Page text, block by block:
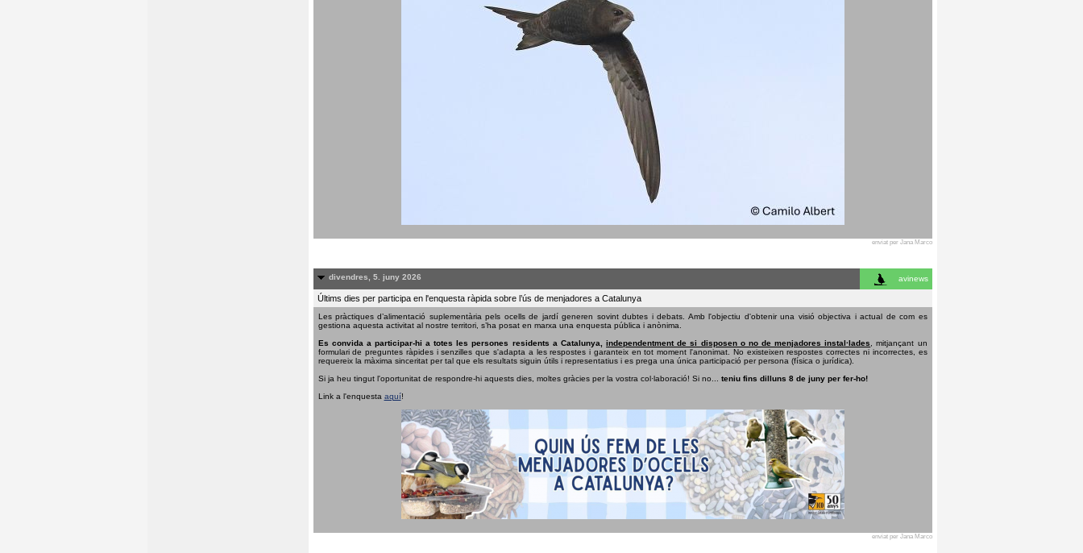
enviat per Jana Marco
divendres, 5. juny 2026 avinews
Últims dies per participa en l'enquesta ràpida sobre l’ús de menjadores a Catalunya
Les pràctiques d’alimentació suplementària pels ocells de jardí generen sovint dubtes i debats. Amb l'objectiu d'obtenir una visió objectiva i actual de com es
gestiona aquesta activitat al nostre territori, s’ha posat en marxa una enquesta pública i anònima.
Es convida a participar-hi a totes les persones residents a Catalunya,independentment de si disposen o no de menjadores instal·lades, mitjançant un
formulari de preguntes ràpides i senzilles que s'adapta a les respostes i garanteix en tot moment l'anonimat. No existeixen respostes correctes ni incorrectes, es
requereix la màxima sinceritat per tal que els resultats siguin útils i representatius i es prega una única participació per persona (física o jurídica).
Si ja heu tingut l'oportunitat de respondre-hi aquests dies, moltes gràcies per la vostra col·laboració! Si no... teniu fins dilluns 8 de juny per fer-ho!
Link a l'enquesta aquí!
enviat per Jana Marco